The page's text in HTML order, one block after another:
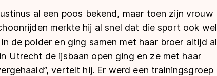
al een poos bekend, maar toen zijn vrouw
merkte hij al snel dat die sport ook wel
de polder en ging samen met haar broer altijd al
Utrecht de ijsbaan open ging en ze met haar
vertelt hij. Er werd een trainingsgroep